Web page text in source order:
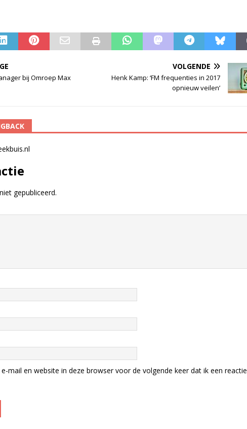
bij Omroep Max
VOLGENDE
Henk Kamp: ‘FM frequenties in 2017
opnieuw veilen’
gepubliceerd.
mail en website in deze browser voor de volgende keer dat ik een reactie